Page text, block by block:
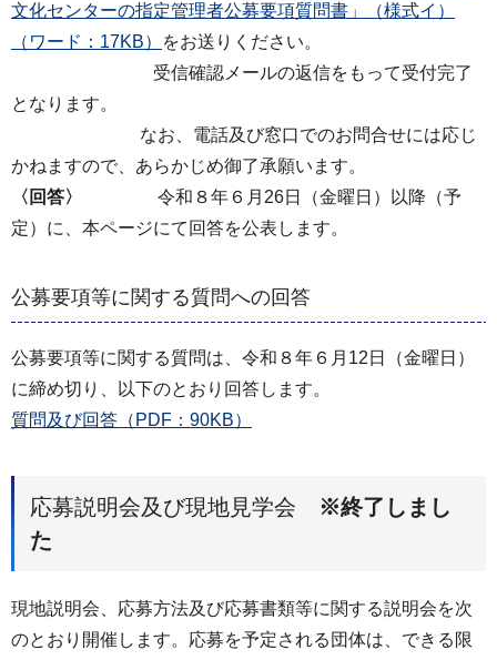
文化センターの指定管理者公募要項質問書」（様式イ）
（ワード：17KB）
をお送りください。
受信確認メールの返信をもって受付完了
となります。
なお、電話及び窓口でのお問合せには応じ
かねますので、あらかじめ御了承願います。
〈回答〉
令和８年６月26日（金曜日）以降（予
定）に、本ページにて回答を公表します。
公募要項等に関する質問への回答
公募要項等に関する質問は、令和８年６月12日（金曜日）
に締め切り、以下のとおり回答します。
質問及び回答（PDF：90KB）
応募説明会及び現地見学会 ※終了しまし
た
現地説明会、応募方法及び応募書類等に関する説明会を次
のとおり開催します。応募を予定される団体は、できる限